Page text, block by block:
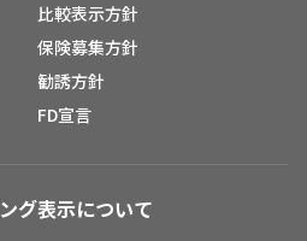
比較表示方針
保険募集方針
勧誘方針
FD宣言
グ表示について